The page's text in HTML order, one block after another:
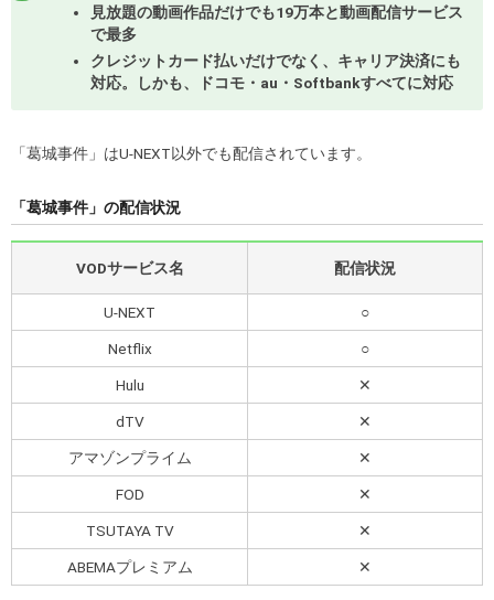
見放題の動画作品だけでも19万本と動画配信サービス
で最多
クレジットカード払いだけでなく、キャリア決済にも
対応。しかも、ドコモ・au・Softbankすべてに対応
「葛城事件」はU-NEXT以外でも配信されています。
「葛城事件」の配信状況
VODサービス名 配信状況
U-NEXT ○
Netflix ○
Hulu ✕
dTV ✕
アマゾンプライム ✕
FOD ✕
TSUTAYA TV ✕
ABEMAプレミアム ✕